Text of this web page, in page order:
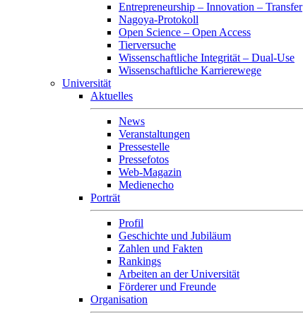
Entrepreneurship – Innovation – Transfer
Nagoya-Protokoll
Open Science – Open Access
Tierversuche
Wissenschaftliche Integrität – Dual-Use
Wissenschaftliche Karrierewege
Universität
Aktuelles
News
Veranstaltungen
Pressestelle
Pressefotos
Web-Magazin
Medienecho
Porträt
Profil
Geschichte und Jubiläum
Zahlen und Fakten
Rankings
Arbeiten an der Universität
Förderer und Freunde
Organisation